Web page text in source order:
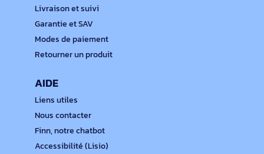
Livraison et suivi
Garantie et SAV
Modes de paiement
Retourner un produit
AIDE
Liens utiles
Nous contacter
Finn, notre chatbot
Accessibilité (Lisio)